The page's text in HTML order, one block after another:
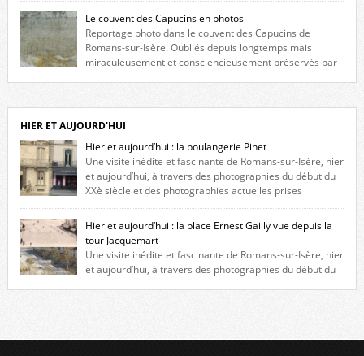
fenêtres jumelles à meneaux. Entre ces deux étages, on peut voir une
niche qui contient une statue de la Vierge. […]
Le couvent des Capucins en photos
Reportage photo dans le couvent des Capucins de
Romans-sur-Isère. Oubliés depuis longtemps mais
miraculeusement et consciencieusement préservés par
l’histoire de la redécouverte de vestiges du couvent des Capucins ! Petit
retour sur l’histoire […]
HIER ET AUJOURD'HUI
Hier et aujourd’hui : la boulangerie Pinet
Une visite inédite et fascinante de Romans-sur-Isère, hier
et aujourd’hui, à travers des photographies du début du
XXè siècle et des photographies actuelles prises
exactement dans le même cadre ! A l’angle de la place Jean Jaurès et de
l’avenue Victor Hugo (à côté d’Intermarché), à Romans. La boulangerie
Jules Pinet est inscrite dans le […]
Hier et aujourd’hui : la place Ernest Gailly vue depuis la
tour Jacquemart
Une visite inédite et fascinante de Romans-sur-Isère, hier
et aujourd’hui, à travers des photographies du début du